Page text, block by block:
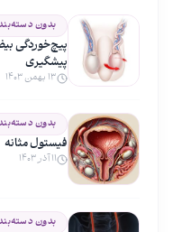
بدون
پیچ‌خوردگی
پیشگیری
۱۳ بهمن ۱۴۰۳
بدون
فیستول مثانه
۱۱ آذر ۱۴۰۳
بدون